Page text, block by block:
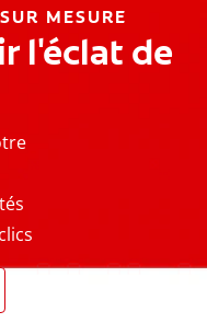
MESURE
l'éclat de